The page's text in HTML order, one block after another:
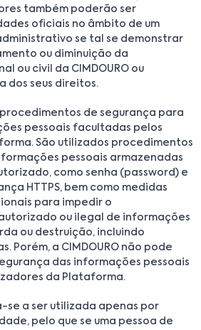
também poderão ser
oficiais no âmbito de um
se tal se demonstrar
ou diminuição da
ou civil da CIMDOURO ou
dos seus direitos.
procedimentos de segurança para
pessoais facultadas pelos
São utilizados procedimentos
pessoais armazenadas
como senha (password) e
HTTPS, bem como medidas
para impedir o
ou ilegal de informações
ou destruição, incluindo
Porém, a CIMDOURO não pode
das informações pessoais
da Plataforma.
se a ser utilizada apenas por
pelo que se uma pessoa de